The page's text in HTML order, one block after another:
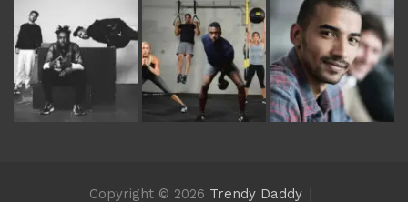
Copyright © 2026 Trendy Daddy